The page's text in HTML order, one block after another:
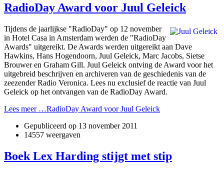
RadioDay Award voor Juul Geleick
Tijdens de jaarlijkse "RadioDay" op 12 november
in Hotel Casa in Amsterdam werden de "RadioDay
Awards" uitgereikt. De Awards werden uitgereikt aan Dave
Hawkins, Hans Hogendoorn, Juul Geleick, Marc Jacobs, Sietse
Brouwer en Graham Gill. Juul Geleick ontving de Award voor het
uitgebreid beschrijven en archiveren van de geschiedenis van de
zeezender Radio Veronica. Lees nu exclusief de reactie van Juul
Geleick op het ontvangen van de RadioDay Award.
Lees meer …RadioDay Award voor Juul Geleick
Gepubliceerd op 13 november 2011
14557 weergaven
Boek Lex Harding stijgt met stip